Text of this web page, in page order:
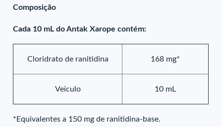
Composição
Cada 10 mL do Antak Xarope contém:
Cloridrato de ranitidina 168 mg*
Veículo 10 mL
*Equivalentes a 150 mg de ranitidina-base.